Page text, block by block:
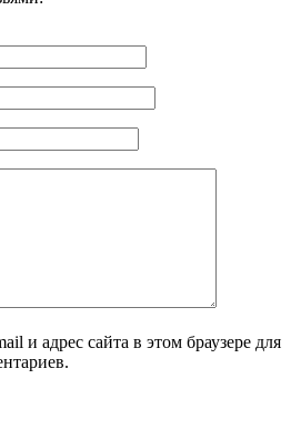
и адрес сайта в этом браузере для